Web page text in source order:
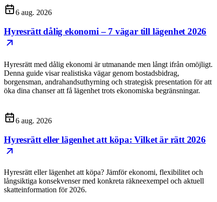
6 aug. 2026
Hyresrätt dålig ekonomi – 7 vägar till lägenhet 2026
Hyresrätt med dålig ekonomi är utmanande men långt ifrån omöjligt.
Denna guide visar realistiska vägar genom bostadsbidrag,
borgensman, andrahandsuthyrning och strategisk presentation för att
öka dina chanser att få lägenhet trots ekonomiska begränsningar.
6 aug. 2026
Hyresrätt eller lägenhet att köpa: Vilket är rätt 2026
Hyresrätt eller lägenhet att köpa? Jämför ekonomi, flexibilitet och
långsiktiga konsekvenser med konkreta räkneexempel och aktuell
skatteinformation för 2026.